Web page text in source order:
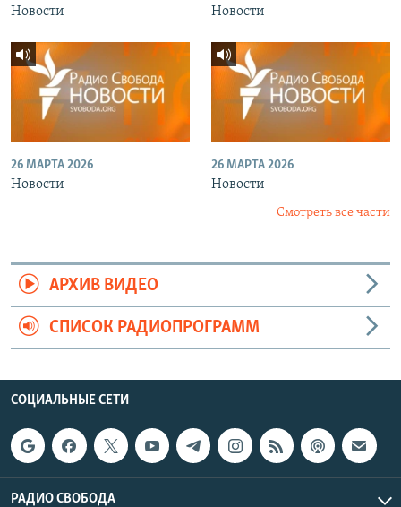
Новости Новости
26 МАРТА 2026
Новости
26 МАРТА 2026
Новости
Смотреть все части
АРХИВ ВИДЕО
СПИСОК РАДИОПРОГРАММ
СОЦИАЛЬНЫЕ СЕТИ
РАДИО СВОБОДА